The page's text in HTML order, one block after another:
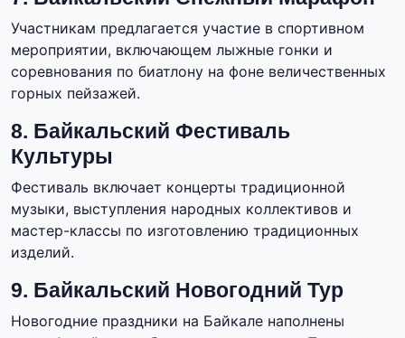
Участникам предлагается участие в спортивном
мероприятии, включающем лыжные гонки и
соревнования по биатлону на фоне величественных
горных пейзажей.
8. Байкальский Фестиваль
Культуры
Фестиваль включает концерты традиционной
музыки, выступления народных коллективов и
мастер-классы по изготовлению традиционных
изделий.
9. Байкальский Новогодний Тур
Новогодние праздники на Байкале наполнены